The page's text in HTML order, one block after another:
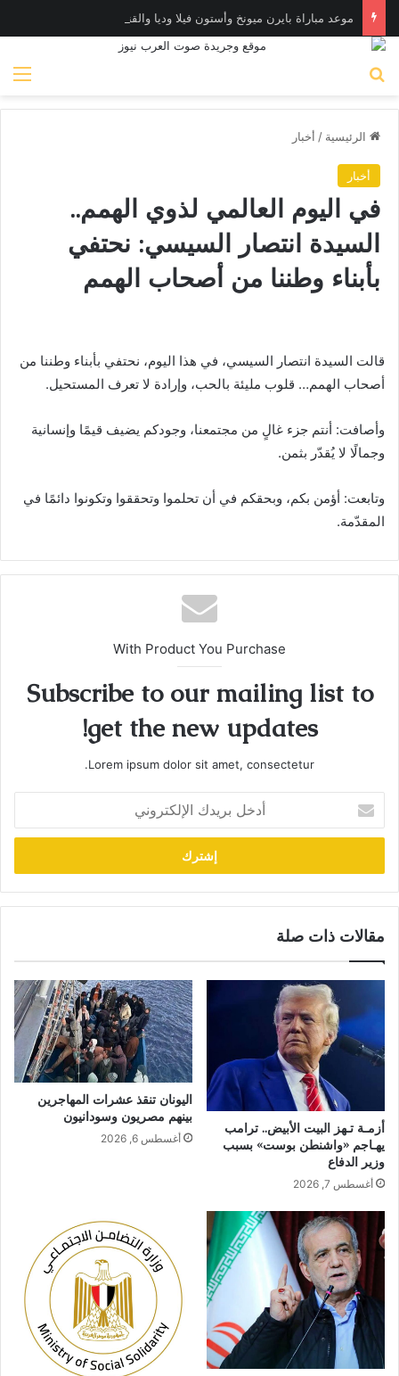
موعد مباراة بايرن ميونخ وأستون فيلا وديا والقنوات الناقلة
الرئيسية / أخبار
أخبار
في اليوم العالمي لذوي الهمم..
السيدة انتصار السيسي: نحتفي
بأبناء وطننا من أصحاب الهمم
قالت السيدة انتصار السيسي، في هذا اليوم، نحتفي بأبناء وطننا من
أصحاب الهمم… قلوب مليئة بالحب، وإرادة لا تعرف المستحيل.
وأصافت: أنتم جزء غالٍ من مجتمعنا، وجودكم يضيف قيمًا وإنسانية
وجمالًا لا يُقدّر بثمن.
وتابعت: أؤمن بكم، وبحقكم في أن تحلموا وتحققوا وتكونوا دائمًا في
المقدّمة.
With Product You Purchase
Subscribe to our mailing list to
get the new updates!
Lorem ipsum dolor sit amet, consectetur.
بريدك
الإلكتروني
مقالات ذات صلة
أزمـة تـهز البيت الأبيض.. ترامب
يهـاجم «واشنطن بوست» بسبب
وزير الدفاع
أغسطس 7, 2026
اليونان تنقذ عشرات المهاجرين
بينهم مصريون وسودانيون
أغسطس 6, 2026